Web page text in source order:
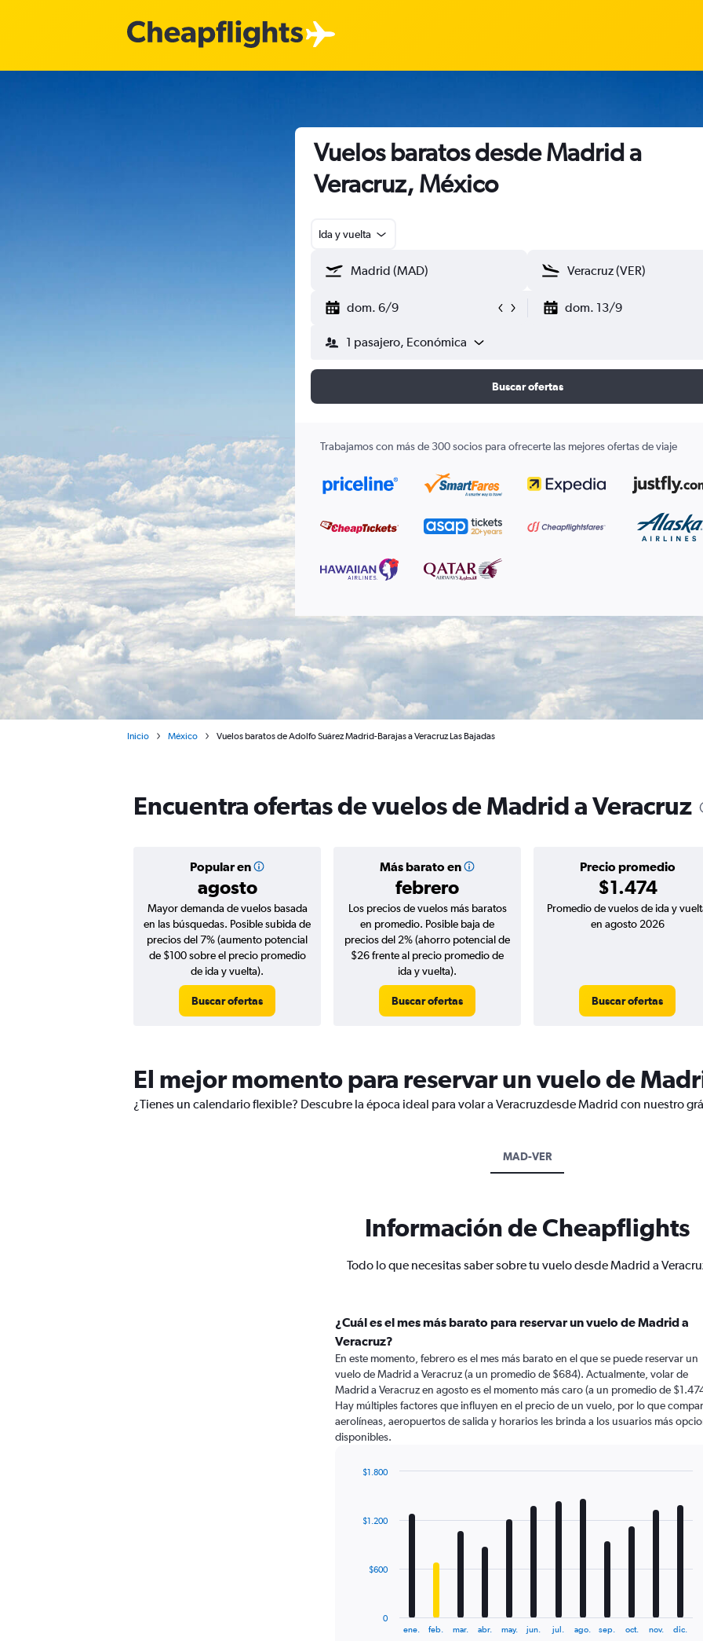
Vuelos baratos desde Madrid a
Veracruz, México
Ida y vuelta
dom. 6/9 dom. 13/9
1 pasajero, Económica
Buscar ofertas
Trabajamos con más de 300 socios para ofrecerte las mejores ofertas de viaje
Inicio México Vuelos baratos de Adolfo Suárez Madrid-Barajas a Veracruz Las Bajadas
Encuentra ofertas de vuelos de Madrid a Veracruz
Popular en
agosto
Más barato en
febrero
Precio promedio
$1.474
Mayor demanda de vuelos basada
en las búsquedas. Posible subida de
precios del 7% (aumento potencial
de $100 sobre el precio promedio
de ida y vuelta).
Buscar ofertas
Los precios de vuelos más baratos
en promedio. Posible baja de
precios del 2% (ahorro potencial de
$26 frente al precio promedio de
ida y vuelta).
Buscar ofertas
Promedio de vuelos de ida y
en agosto 2026
Buscar ofertas
El mejor momento para reservar un vuelo de
¿Tienes un calendario flexible? Descubre la época ideal para volar a Veracruzdesde Madrid con nuestro
MAD-VER
Información de Cheapflights
Todo lo que necesitas saber sobre tu vuelo desde Madrid a
¿Cuál es el mes más barato para reservar un vuelo de Madrid a
Veracruz?
En este momento, febrero es el mes más barato en el que se puede reservar un
vuelo de Madrid a Veracruz (a un promedio de $684). Actualmente, volar de
Madrid a Veracruz en agosto es el momento más caro (a un promedio de
Hay múltiples factores que influyen en el precio de un vuelo, por lo que
aerolíneas, aeropuertos de salida y horarios les brinda a los usuarios más
disponibles.
12
The
ene. feb. mar. abr. may. jun. jul. ago. sep. oct. nov. dic.
0
$600
$1.200
$1.800